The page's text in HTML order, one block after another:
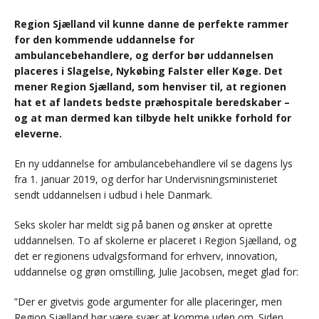
Region Sjælland vil kunne danne de perfekte rammer
for den kommende uddannelse for
ambulancebehandlere, og derfor bør uddannelsen
placeres i Slagelse, Nykøbing Falster eller Køge. Det
mener Region Sjælland, som henviser til, at regionen
hat et af landets bedste præhospitale beredskaber –
og at man dermed kan tilbyde helt unikke forhold for
eleverne.
En ny uddannelse for ambulancebehandlere vil se dagens lys
fra 1. januar 2019, og derfor har Undervisningsministeriet
sendt uddannelsen i udbud i hele Danmark.
Seks skoler har meldt sig på banen og ønsker at oprette
uddannelsen. To af skolerne er placeret i Region Sjælland, og
det er regionens udvalgsformand for erhverv, innovation,
uddannelse og grøn omstilling, Julie Jacobsen, meget glad for:
”Der er givetvis gode argumenter for alle placeringer, men